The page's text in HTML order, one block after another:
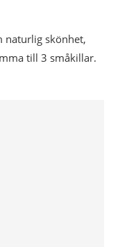
naturlig skönhet,
till 3 småkillar.